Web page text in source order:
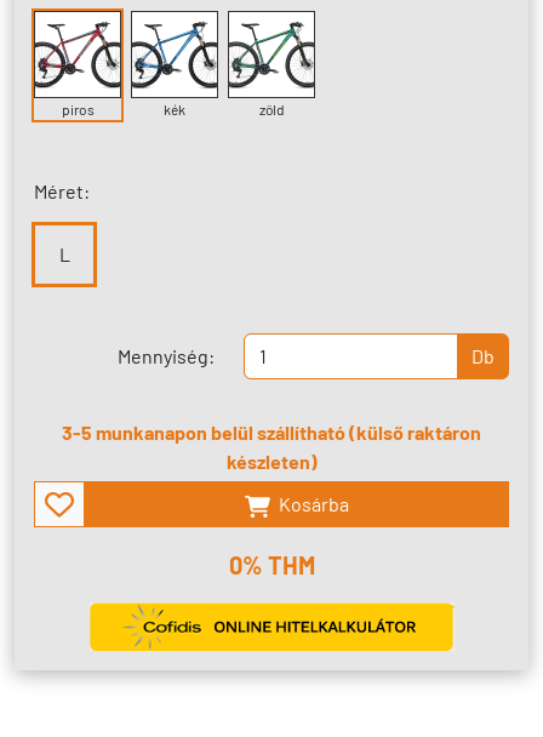
piros kék zöld
Méret:
L
Mennyiség: Db
3-5 munkanapon belül szállítható (külső raktáron
készleten)
Kosárba
0% THM